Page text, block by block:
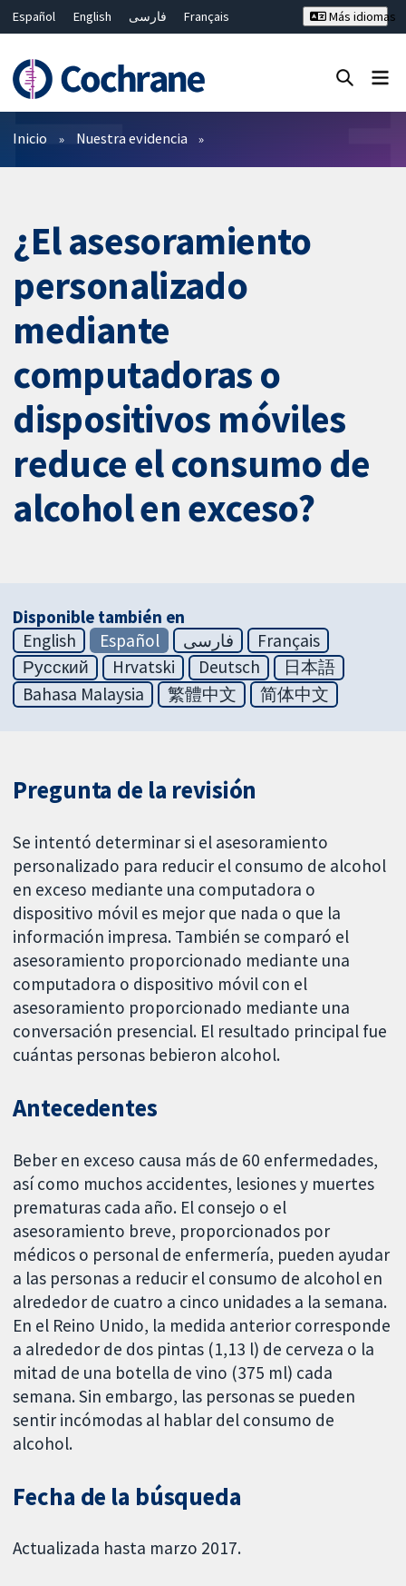
Español English فارسی
Français
Bahasa Malaysia
ไทย 繁體中文
Más idiomas
Filtros
Inicio Nuestra evidencia
¿El asesoramiento
personalizado
mediante
computadoras o
dispositivos móviles
reduce el consumo de
alcohol en exceso?
Disponible también en
English
Español فارسی
Français
Русский
Hrvatski Deutsch
日本語
Bahasa Malaysia
繁體中文 简体中文
Pregunta de la revisión
Se intentó determinar si el asesoramiento
personalizado para reducir el consumo de alcohol
en exceso mediante una computadora o
dispositivo móvil es mejor que nada o que la
información impresa. También se comparó el
asesoramiento proporcionado mediante una
computadora o dispositivo móvil con el
asesoramiento proporcionado mediante una
conversación presencial. El resultado principal fue
cuántas personas bebieron alcohol.
Antecedentes
Beber en exceso causa más de 60 enfermedades,
así como muchos accidentes, lesiones y muertes
prematuras cada año. El consejo o el
asesoramiento breve, proporcionados por
médicos o personal de enfermería, pueden ayudar
a las personas a reducir el consumo de alcohol en
alrededor de cuatro a cinco unidades a la semana.
En el Reino Unido, la medida anterior corresponde
a alrededor de dos pintas (1,13 l) de cerveza o la
mitad de una botella de vino (375 ml) cada
semana. Sin embargo, las personas se pueden
sentir incómodas al hablar del consumo de
alcohol.
Fecha de la búsqueda
Actualizada hasta marzo 2017.